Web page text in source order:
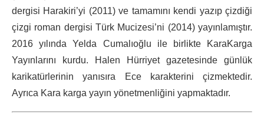
dergisi Harakiri’yi (2011) ve tamamını kendi yazıp çizdiği
çizgi roman dergisi Türk Mucizesi’ni (2014) yayınlamıştır.
2016 yılında Yelda Cumalıoğlu ile birlikte KaraKarga
Yayınlarını kurdu. Halen Hürriyet gazetesinde günlük
karikatürlerinin yanısıra Ece karakterini çizmektedir.
Ayrıca Kara karga yayın yönetmenliğini yapmaktadır.